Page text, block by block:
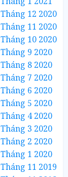
Tháng 12 2020
Tháng 11 2020
Tháng 10 2020
Tháng 9 2020
Tháng 8 2020
Tháng 7 2020
Tháng 6 2020
Tháng 5 2020
Tháng 4 2020
Tháng 3 2020
Tháng 2 2020
Tháng 1 2020
Tháng 11 2019